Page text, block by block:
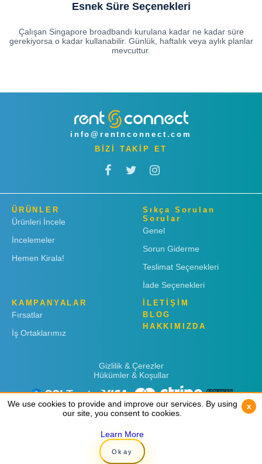
Esnek Süre Seçenekleri
Çalışan Singapore broadbandı kurulana kadar ne kadar süre
gerekiyorsa o kadar kullanabilir. Günlük, haftalık veya aylık planlar
mevcuttur.
info@rentnconnect.com
BİZİ TAKİP ET
ÜRÜNLER
Ürünleri İncele
İncelemeler
Hemen Kirala!
Sıkça Sorulan
Sorular
Genel
Sorun Giderme
Teslimat Seçenekleri
İade Seçenekleri
KAMPANYALAR
Fırsatlar
İş Ortaklarımız
İLETİŞİM
BLOG
HAKKIMIZDA
Gizlilik & Çerezler
Hükümler & Koşullar
Copyright © 2019 Rent 'n Connect
We use cookies to provide and improve our services. By using
our site, you consent to cookies.
Learn More
Okay
x
We use cookies to provide and improve our services. By using
our site, you consent to cookies.
Learn More
Okay
x